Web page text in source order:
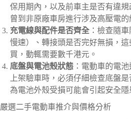
保用期內，以及前車主是否有違
曾到非原廠車房進行涉及高壓電的
充電線與配件是否齊全 ：檢查隨
慢速）、轉接頭是否完好無損，
買，動輒需要數千港元。
底盤與電池殼狀態 ：電動車的電
上架驗車時，必須仔細檢查底盤
為電池外殼受損可能會引起安全隱
嚴選二手電動車推介與價格分析